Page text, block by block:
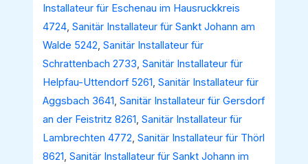
Installateur für Eschenau im Hausruckkreis
4724,Sanitär Installateur für Sankt Johann am
Walde 5242,Sanitär Installateur für
Schrattenbach 2733,Sanitär Installateur für
Helpfau-Uttendorf 5261,Sanitär Installateur für
Aggsbach 3641,Sanitär Installateur für Gersdorf
an der Feistritz 8261,Sanitär Installateur für
Lambrechten 4772,Sanitär Installateur für Thörl
8621,Sanitär Installateur für Sankt Johann im